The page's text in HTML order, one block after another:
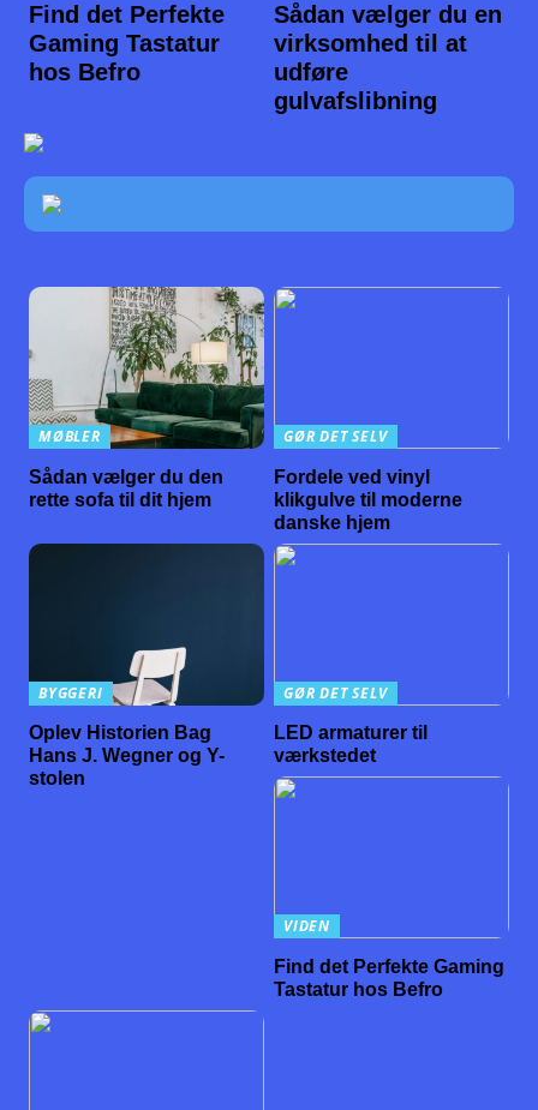
Find det Perfekte
Gaming Tastatur
hos Befro
Sådan vælger du en
virksomhed til at
udføre
gulvafslibning
MØBLER
Sådan vælger du den
rette sofa til dit hjem
GØR DET SELV
Fordele ved vinyl
klikgulve til moderne
danske hjem
BYGGERI
Oplev Historien Bag
Hans J. Wegner og Y-
stolen
GØR DET SELV
LED armaturer til
værkstedet
VIDEN
Find det Perfekte Gaming
Tastatur hos Befro